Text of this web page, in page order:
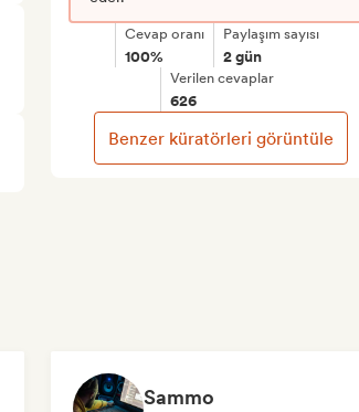
Cevap oranı
100%
Paylaşım sayısı
2 gün
Verilen cevaplar
626
Benzer küratörleri görüntüle
Sammo